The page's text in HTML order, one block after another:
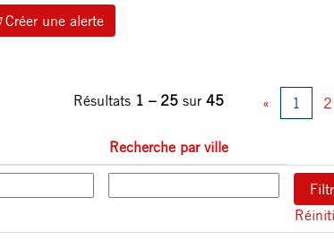
Créer une alerte
Résultats 1 – 25 sur 45 « 1 2
Recherche par ville